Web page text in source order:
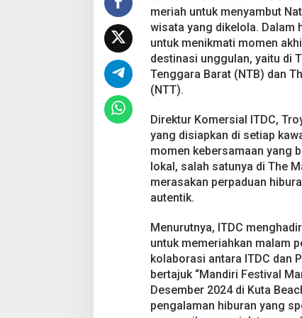
h
k
a
n
a
m
T
h
u
a
u
d
M
a
meriah untuk menyambut
wisata yang dikelola. Dalam
untuk menikmati momen
destinasi unggulan, yaitu di
Tenggara Barat (NTB) dan
(NTT).
Direktur Komersial ITDC,
yang disiapkan di setiap
momen kebersamaan yang
lokal, salah satunya di The
merasakan perpaduan
autentik.
Menurutnya, ITDC
untuk memeriahkan malam
kolaborasi antara ITDC dan
bertajuk “Mandiri Festival
Desember 2024 di Kuta
pengalaman hiburan yang